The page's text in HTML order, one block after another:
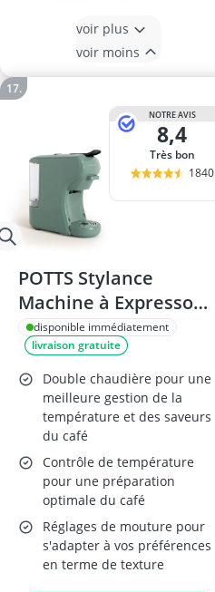
voir plus
voir moins
NOTRE AVIS
8,4
Très bon
1840
POTTS Stylance
Machine à Expresso
Vert, 19 Bars,
Réservoir 600 ml
disponible immédiatement
livraison gratuite
Double chaudière pour une
meilleure gestion de la
température et des saveurs
du café
Contrôle de température
pour une préparation
optimale du café
Réglages de mouture pour
s'adapter à vos préférences
en terme de texture